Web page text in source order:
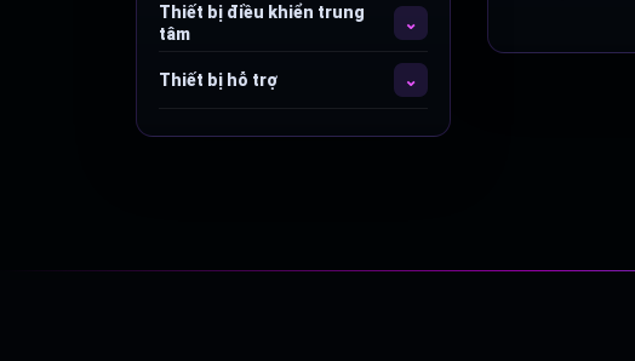
Thiết bị điều khiển trung
tâm
Thiết bị hỗ trợ